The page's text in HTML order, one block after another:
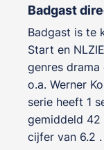
Badgast
Badgast is te
Start en
genres drama
o.a. Werner
serie heeft 1
gemiddeld 42
cijfer van 6.2 .